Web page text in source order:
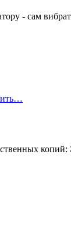
- сам
копий: